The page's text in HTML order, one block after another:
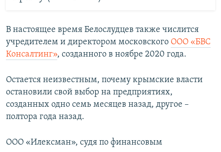
В настоящее время Белослудцев также числится
учредителем и директором московского ООО «БВС
Консалтинг», созданного в ноябре 2020 года.
Остается неизвестным, почему крымские власти
остановили свой выбор на предприятиях,
созданных одно семь месяцев назад, другое –
полтора года назад.
ООО «Илексман», судя по финансовым